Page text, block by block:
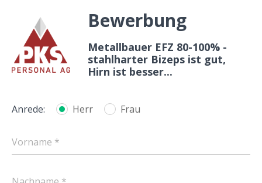
Bewerbung
Metallbauer EFZ 80-100% -
stahlharter Bizeps ist gut,
Hirn ist besser...
Anrede: Herr Frau
Vorname *